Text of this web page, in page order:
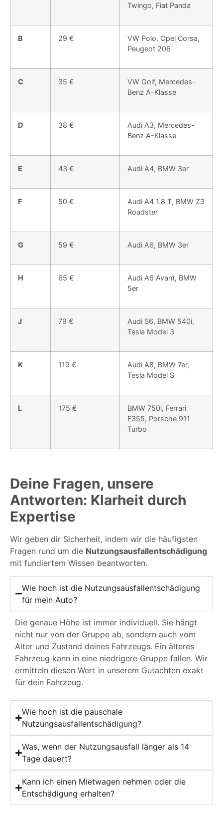
Twingo, Fiat Panda
B 29 €
VW Polo, Opel Corsa,
Peugeot 206
C 35 €
VW Golf, Mercedes-
Benz A-Klasse
D 38 €
Audi A3, Mercedes-
Benz A-Klasse
E 43 € Audi A4, BMW 3er
F 50 €
Audi A4 1.8 T, BMW Z3
Roadster
G 59 € Audi A6, BMW 3er
H 65 €
Audi A6 Avant, BMW
5er
J 79 €
Audi S6, BMW 540i,
Tesla Model 3
K 119 €
Audi A8, BMW 7er,
Tesla Model S
L 175 €
BMW 750i, Ferrari
F355, Porsche 911
Turbo
Deine Fragen, unsere
Antworten: Klarheit durch
Expertise
Wir geben dir Sicherheit, indem wir die häufigsten
Fragen rund um die Nutzungsausfallentschädigung
mit fundiertem Wissen beantworten.
Wie hoch ist die Nutzungsausfallentschädigung
für mein Auto?
Die genaue Höhe ist immer individuell. Sie hängt
nicht nur von der Gruppe ab, sondern auch vom
Alter und Zustand deines Fahrzeugs. Ein älteres
Fahrzeug kann in eine niedrigere Gruppe fallen. Wir
ermitteln diesen Wert in unserem Gutachten exakt
für dein Fahrzeug.
Wie hoch ist die pauschale
Nutzungsausfallentschädigung?
Was, wenn der Nutzungsausfall länger als 14
Tage dauert?
Kann ich einen Mietwagen nehmen oder die
Entschädigung erhalten?